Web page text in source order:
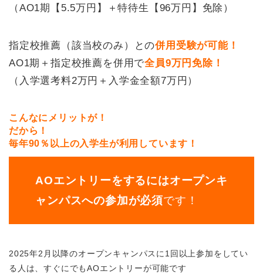
（AO1期【5.5万円】＋特待生【96万円】免除）
指定校推薦（該当校のみ）との併用受験が可能！
AO1期＋指定校推薦を併用で全員9万円免除！
（入学選考料2万円＋入学金全額7万円）
こんなにメリットが！
だから！
毎年90％以上の入学生が利用しています！
AOエントリーをするにはオープンキ
ャンパスへの参加が必須です！
2025年2月以降のオープンキャンパスに1回以上参加をしてい
る人は、すぐにでもAOエントリーが可能です